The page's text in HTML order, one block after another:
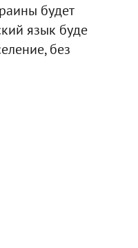
будет
язык буде
без